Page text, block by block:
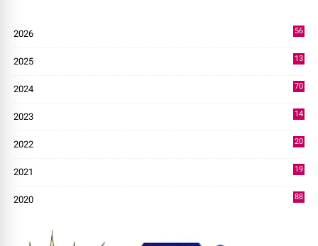
2026
56
2025
13
2024
70
2023
14
2022
20
2021
19
2020
88